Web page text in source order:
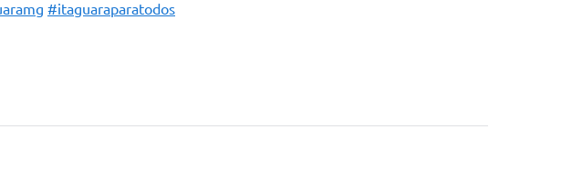
#itaguaraparatodos